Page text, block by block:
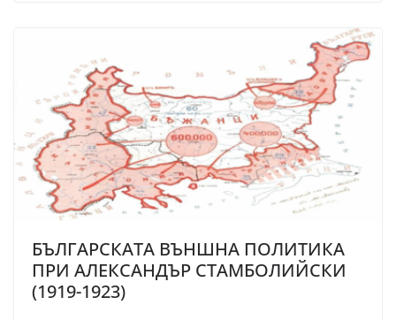
БЪЛГАРСКАТА ВЪНШНА ПОЛИТИКА
ПРИ АЛЕКСАНДЪР СТАМБОЛИЙСКИ
(1919-1923)